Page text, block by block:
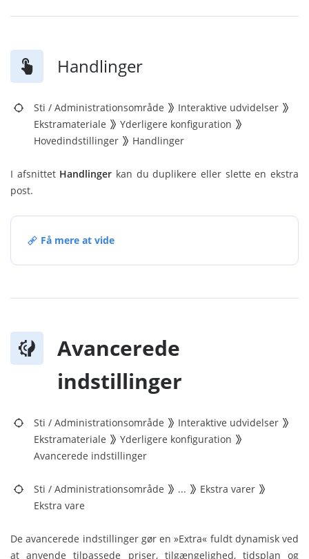
Handlinger
Sti / Administrationsområde
Interaktive udvidelser
Ekstramateriale
Yderligere konfiguration
Hovedindstillinger
Handlinger
I afsnittet Handlinger kan du duplikere eller slette en ekstra
post.
Få mere at vide
Avancerede
indstillinger
Sti / Administrationsområde
Interaktive udvidelser
Ekstramateriale
Yderligere konfiguration
Avancerede indstillinger
Sti / Administrationsområde ...
Ekstra varer
Ekstra vare
De avancerede indstillinger gør en »Extra« fuldt dynamisk ved
at anvende tilpassede priser, tilgængelighed, tidsplan og